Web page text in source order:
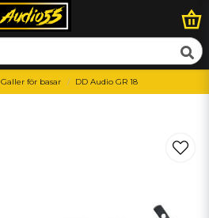
Galler för basar DD Audio GR 18